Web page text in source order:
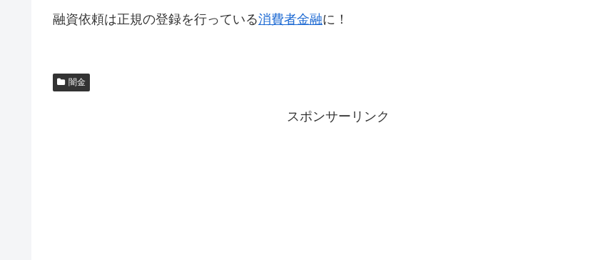
融資依頼は正規の登録を行っている消費者金融に！
闇金
スポンサーリンク